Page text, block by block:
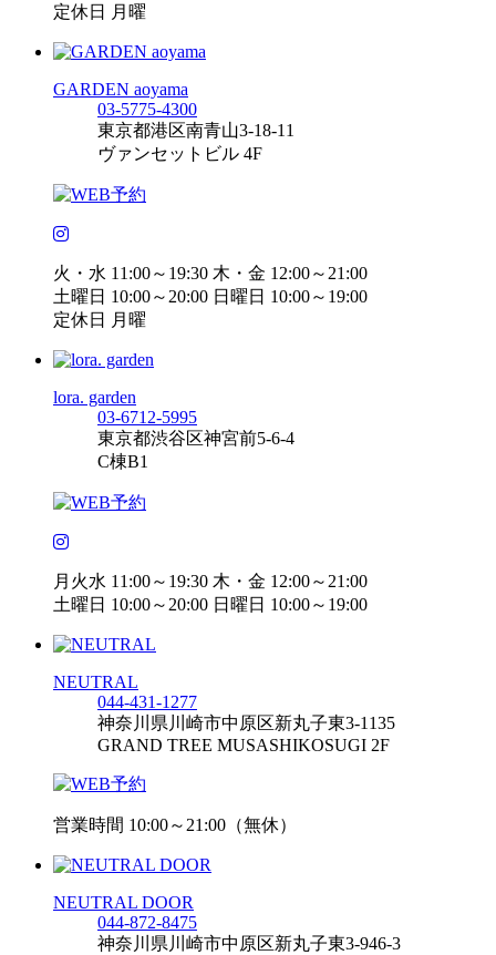
定休日 月曜
GARDEN aoyama
03-5775-4300
東京都港区南青山3-18-11
ヴァンセットビル 4F
火・水 11:00～19:30 木・金 12:00～21:00
土曜日 10:00～20:00 日曜日 10:00～19:00
定休日 月曜
lora. garden
03-6712-5995
東京都渋谷区神宮前5-6-4
C棟B1
月火水 11:00～19:30 木・金 12:00～21:00
土曜日 10:00～20:00 日曜日 10:00～19:00
NEUTRAL
044-431-1277
神奈川県川崎市中原区新丸子東3-1135
GRAND TREE MUSASHIKOSUGI 2F
営業時間 10:00～21:00（無休）
NEUTRAL DOOR
044-872-8475
神奈川県川崎市中原区新丸子東3-946-3